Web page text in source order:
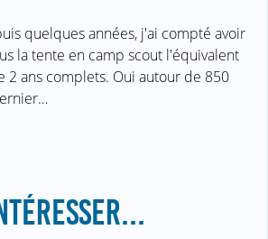
quelques années, j'ai compté avoir
la tente en camp scout l'équivalent
2 ans complets. Oui autour de 850